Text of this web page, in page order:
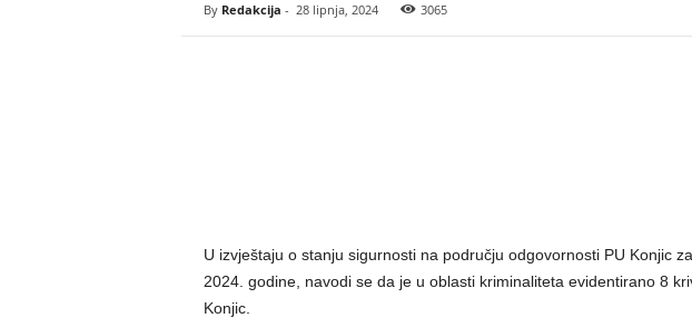
By Redakcija - 28 lipnja, 2024 3065
U izvještaju o stanju sigurnosti na području odgovornosti PU Konjic
2024. godine, navodi se da je u oblasti kriminaliteta evidentirano 8
Konjic.